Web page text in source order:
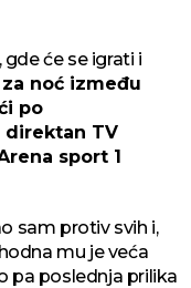
će se igrati i
noć između
po
direktan TV
sport 1
sam protiv svih i,
mu je veća
pa poslednja prilika